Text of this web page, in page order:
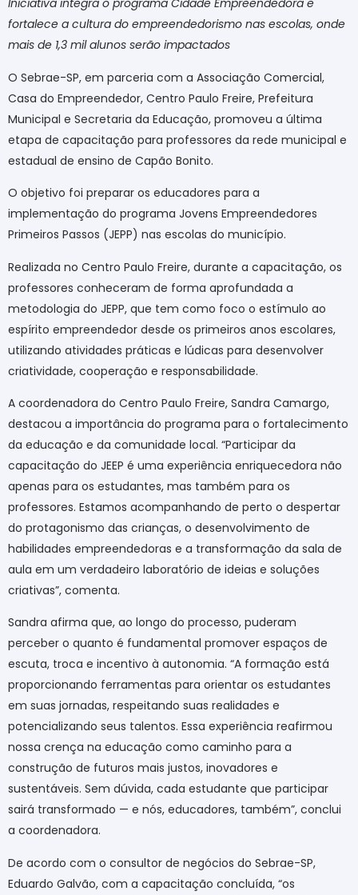
Iniciativa integra o programa Cidade Empreendedora e
fortalece a cultura do empreendedorismo nas escolas, onde
mais de 1,3 mil alunos serão impactados
O Sebrae-SP, em parceria com a Associação Comercial,
Casa do Empreendedor, Centro Paulo Freire, Prefeitura
Municipal e Secretaria da Educação, promoveu a última
etapa de capacitação para professores da rede municipal e
estadual de ensino de Capão Bonito.
O objetivo foi preparar os educadores para a
implementação do programa Jovens Empreendedores
Primeiros Passos (JEPP) nas escolas do município.
Realizada no Centro Paulo Freire, durante a capacitação, os
professores conheceram de forma aprofundada a
metodologia do JEPP, que tem como foco o estímulo ao
espírito empreendedor desde os primeiros anos escolares,
utilizando atividades práticas e lúdicas para desenvolver
criatividade, cooperação e responsabilidade.
A coordenadora do Centro Paulo Freire, Sandra Camargo,
destacou a importância do programa para o fortalecimento
da educação e da comunidade local. “Participar da
capacitação do JEEP é uma experiência enriquecedora não
apenas para os estudantes, mas também para os
professores. Estamos acompanhando de perto o despertar
do protagonismo das crianças, o desenvolvimento de
habilidades empreendedoras e a transformação da sala de
aula em um verdadeiro laboratório de ideias e soluções
criativas”, comenta.
Sandra afirma que, ao longo do processo, puderam
perceber o quanto é fundamental promover espaços de
escuta, troca e incentivo à autonomia. “A formação está
proporcionando ferramentas para orientar os estudantes
em suas jornadas, respeitando suas realidades e
potencializando seus talentos. Essa experiência reafirmou
nossa crença na educação como caminho para a
construção de futuros mais justos, inovadores e
sustentáveis. Sem dúvida, cada estudante que participar
sairá transformado — e nós, educadores, também”, conclui
a coordenadora.
De acordo com o consultor de negócios do Sebrae-SP,
Eduardo Galvão, com a capacitação concluída, “os